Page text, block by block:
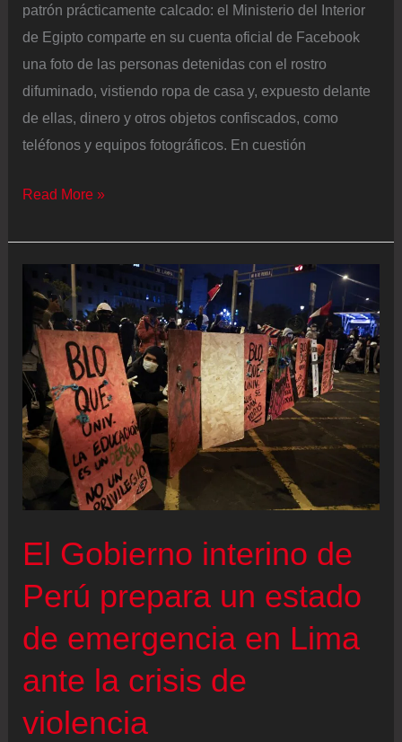
patrón prácticamente calcado: el Ministerio del Interior
de Egipto comparte en su cuenta oficial de Facebook
una foto de las personas detenidas con el rostro
difuminado, vistiendo ropa de casa y, expuesto delante
de ellas, dinero y otros objetos confiscados, como
teléfonos y equipos fotográficos. En cuestión
Egipto
las
detenciones
de
‘influencers’
considerados
indecentes
Read More »
El Gobierno interino de
Perú prepara un estado
de emergencia en Lima
ante la crisis de
violencia